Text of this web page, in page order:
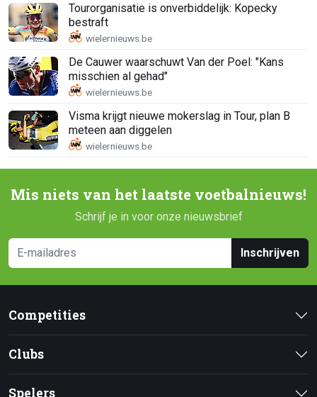
Tourorganisatie is onverbiddelijk: Kopecky
bestraft
De Cauwer waarschuwt Van der Poel: "Kans
misschien al gehad"
Visma krijgt nieuwe mokerslag in Tour, plan B
meteen aan diggelen
Mis niets van het laatste voetbalnieuws!
Schrijf je in voor onze nieuwsbrief
Inschrijven
Competities
Clubs
Spelers